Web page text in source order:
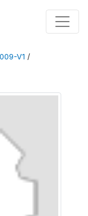
V1 /